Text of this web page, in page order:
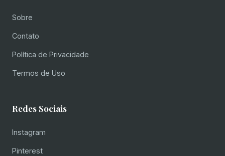
Sobre
Contato
Política de Privacidade
Termos de Uso
Redes Sociais
Instagram
Pinterest